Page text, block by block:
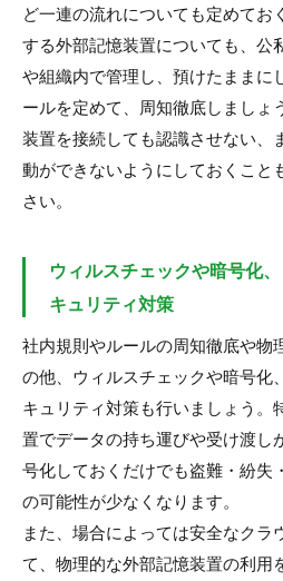
ど一連の流れについても定めてお
する外部記憶装置についても、公
や組織内で管理し、預けたままに
ールを定めて、周知徹底しましょ
装置を接続しても認識させない、
動ができないようにしておくこと
さい。
ウィルスチェックや暗号化
キュリティ対策
社内規則やルールの周知徹底や物
の他、ウィルスチェックや暗号化
キュリティ対策も行いましょう。
置でデータの持ち運びや受け渡し
号化しておくだけでも盗難・紛失
の可能性が少なくなります。
また、場合によっては安全なクラ
て、物理的な外部記憶装置の利用